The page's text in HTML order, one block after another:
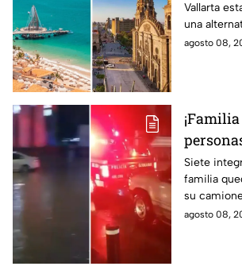
Vallarta
una
ayudarte a
agosto 08,
Siete
familia
su
agosto 08,